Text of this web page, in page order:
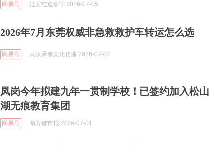
网易号 延安红途研学 2026-07-05
2026年7月东莞权威非急救救护车转运怎么选
网易号 武汉承者文化传播 2026-07-04
凤岗今年拟建九年一贯制学校！已签约加入松山
湖无痕教育集团
网易号 南方都市报 2026-07-01